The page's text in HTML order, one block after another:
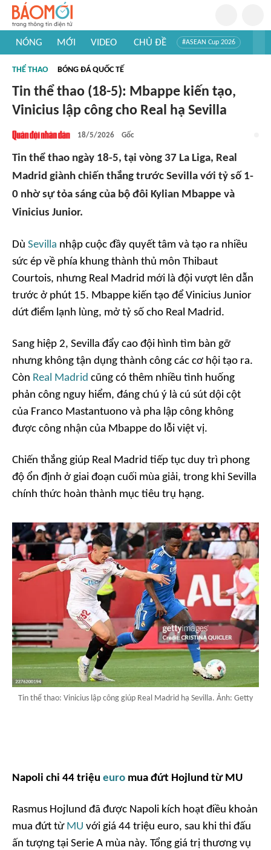
NÓNG MỚI VIDEO CHỦ ĐỀ #ASEAN Cup 2026
#Khám phá thế giới
THỂ THAO BÓNG ĐÁ QUỐC TẾ
Tin thể thao (18-5): Mbappe kiến tạo,
Vinicius lập công cho Real hạ Sevilla
18/5/2026 Gốc
Tin thể thao ngày 18-5, tại vòng 37 La Liga, Real
Madrid giành chiến thắng trước Sevilla với tỷ số 1-
0 nhờ sự tỏa sáng của bộ đôi Kylian Mbappe và
Vinicius Junior.
Dù Sevilla nhập cuộc đầy quyết tâm và tạo ra nhiều
sức ép về phía khung thành thủ môn Thibaut
Courtois, nhưng Real Madrid mới là đội vượt lên dẫn
trước ở phút 15. Mbappe kiến tạo để Vinicius Junior
dứt điểm lạnh lùng, mở tỷ số cho Real Madrid.
Sang hiệp 2, Sevilla đẩy cao đội hình tìm bàn gỡ
nhưng không tận dụng thành công các cơ hội tạo ra.
Còn Real Madrid cũng có thêm nhiều tình huống
phản công nguy hiểm, đáng chú ý là cú sút dội cột
của Franco Mastantuono và pha lập công không
được công nhận của Mbappe do lỗi việt vị.
Chiến thắng giúp Real Madrid tiếp tục duy trì phong
độ ổn định ở giai đoạn cuối mùa giải, trong khi Sevilla
chính thức hoàn thành mục tiêu trụ hạng.
Tin thể thao: Vinicius lập công giúp Real Madrid hạ Sevilla. Ảnh: Getty
Napoli chi 44 triệu euro mua đứt Hojlund từ MU
Rasmus Hojlund đã được Napoli kích hoạt điều khoản
mua đứt từ MU với giá 44 triệu euro, sau khi thi đấu
ấn tượng tại Serie A mùa này. Tổng giá trị thương vụ